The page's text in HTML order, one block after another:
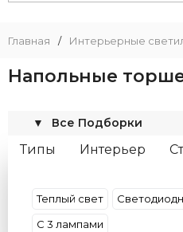
Главная / Интерьерные
Напольные
Все Подборки
▼
Типы Интерьер
Теплый свет
С 3 лампами